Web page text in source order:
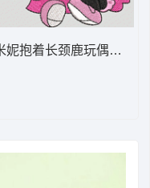
格式
妮抱着长颈鹿玩偶 米妮